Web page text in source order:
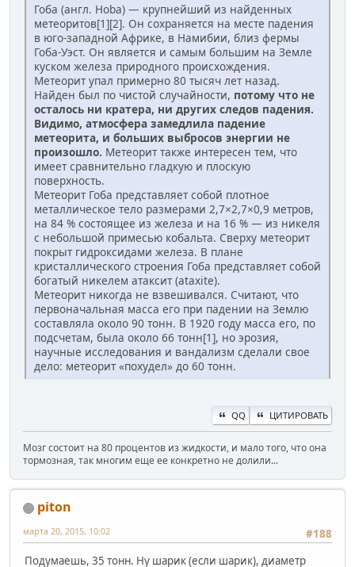
Гоба (англ. Hoba) — крупнейший из найденных
метеоритов[1][2]. Он сохраняется на месте падения
в юго-западной Африке, в Намибии, близ фермы
Гоба-Уэст. Он является и самым большим на Земле
куском железа природного происхождения.
Метеорит упал примерно 80 тысяч лет назад.
Найден был по чистой случайности, потому что не
осталось ни кратера, ни других следов падения.
Видимо, атмосфера замедлила падение
метеорита, и больших выбросов энергии не
произошло. Метеорит также интересен тем, что
имеет сравнительно гладкую и плоскую
поверхность.
Метеорит Гоба представляет собой плотное
металлическое тело размерами 2,7×2,7×0,9 метров,
на 84 % состоящее из железа и на 16 % — из никеля
с небольшой примесью кобальта. Сверху метеорит
покрыт гидроксидами железа. В плане
кристаллического строения Гоба представляет собой
богатый никелем атаксит (ataxite).
Метеорит никогда не взвешивался. Считают, что
первоначальная масса его при падении на Землю
составляла около 90 тонн. В 1920 году масса его, по
подсчетам, была около 66 тонн[1], но эрозия,
научные исследования и вандализм сделали свое
дело: метеорит «похудел» до 60 тонн.
QQ ЦИТИРОВАТЬ
Мозг состоит на 80 процентов из жидкости, и мало того, что она
тормозная, так многим еще ее конкретно не долили...
piton
#188
марта 20, 2015, 10:02
Подумаешь, 35 тонн. Ну шарик (если шарик), диаметр